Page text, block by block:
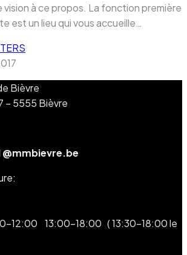
à ce propos. La fonction première
est un lieu qui vous accueille…
Bièvre
– 5555 Bièvre
@mmbievre.be
12:00 13:00-18:00 ( 13:30-18:00 le